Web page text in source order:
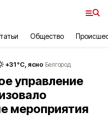
Общество
+31°С, ясно Белгород
управление
мероприятия